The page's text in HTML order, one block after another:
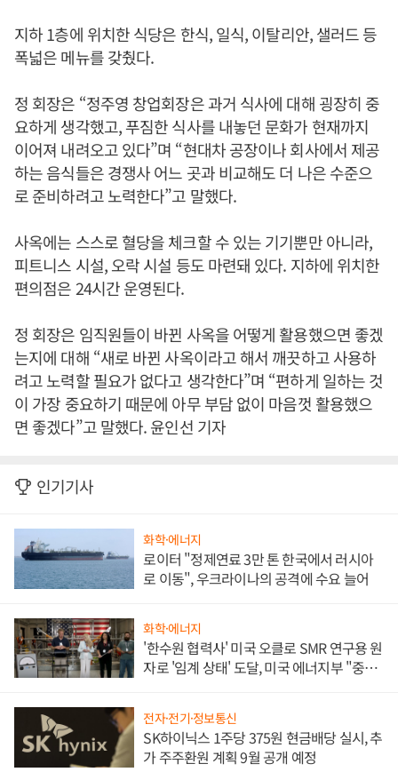
지하 1층에 위치한 식당은 한식, 일식, 이탈리안, 샐러드 등
폭넓은 메뉴를 갖췄다.
정 회장은 “정주영 창업회장은 과거 식사에 대해 굉장히 중
요하게 생각했고, 푸짐한 식사를 내놓던 문화가 현재까지
이어져 내려오고 있다”며 “현대차 공장이나 회사에서 제공
하는 음식들은 경쟁사 어느 곳과 비교해도 더 나은 수준으
로 준비하려고 노력한다”고 말했다.
사옥에는 스스로 혈당을 체크할 수 있는 기기뿐만 아니라,
피트니스 시설, 오락 시설 등도 마련돼 있다. 지하에 위치한
편의점은 24시간 운영된다.
정 회장은 임직원들이 바뀐 사옥을 어떻게 활용했으면 좋겠
는지에 대해 “새로 바뀐 사옥이라고 해서 깨끗하고 사용하
려고 노력할 필요가 없다고 생각한다”며 “편하게 일하는 것
이 가장 중요하기 때문에 아무 부담 없이 마음껏 활용했으
면 좋겠다”고 말했다. 윤인선 기자
인기기사
화학·에너지
로이터 "정제연료 3만 톤 한국에서 러시아
로 이동", 우크라이나의 공격에 수요 늘어
화학·에너지
'한수원 협력사' 미국 오클로 SMR 연구용 원
자로 '임계 상태' 도달, 미국 에너지부 "중요
전자·전기·정보통신
SK하이닉스 1주당 375원 현금배당 실시, 추
가 주주환원 계획 9월 공개 예정